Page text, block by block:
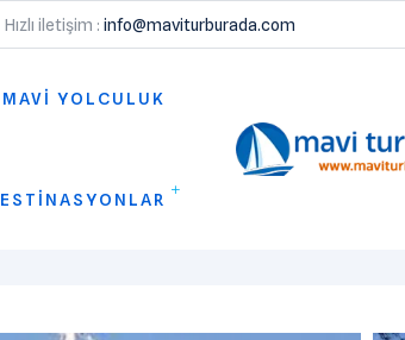
Hızlı iletişim : info@maviturburada.com
MAVİ YOLCULUK